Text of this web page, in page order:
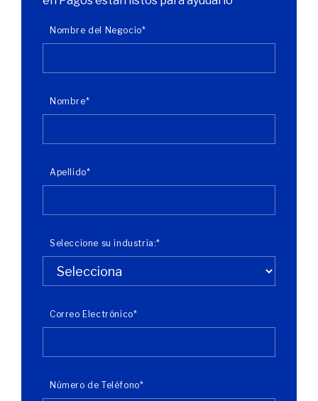
Nombre del Negocio*
Nombre*
Apellido*
Seleccione su industria:*
Correo Electrónico*
Número de Teléfono*